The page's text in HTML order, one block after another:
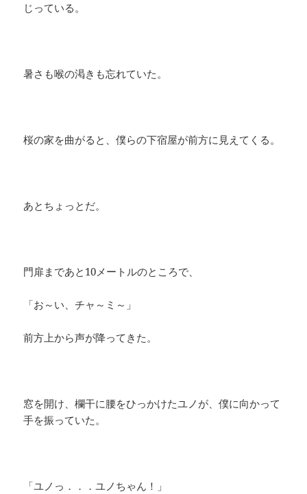
じっている。
暑さも喉の渇きも忘れていた。
桜の家を曲がると、僕らの下宿屋が前方に見えてくる。
あとちょっとだ。
門扉まであと10メートルのところで、
「お～い、チャ～ミ～」
前方上から声が降ってきた。
窓を開け、欄干に腰をひっかけたユノが、僕に向かって
手を振っていた。
「ユノっ．．．ユノちゃん！」